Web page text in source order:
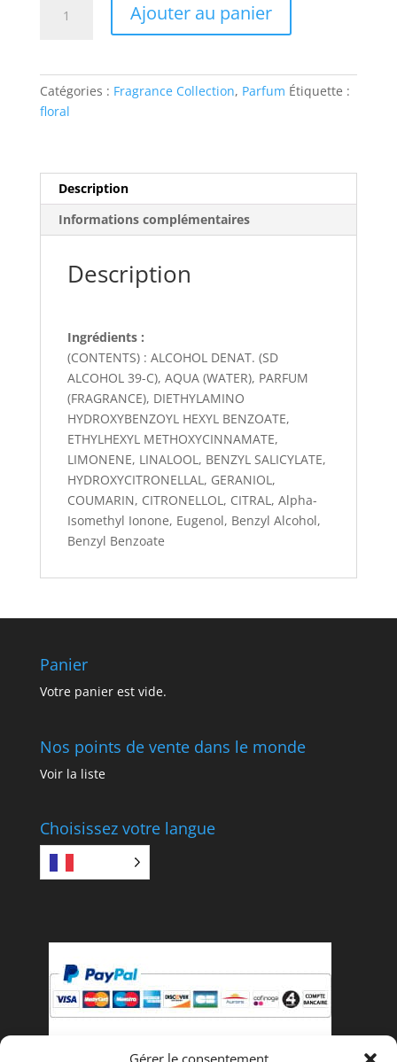
Gérer le consentement
Ajouter au panier
Catégories : Fragrance Collection, Parfum Étiquette :
floral
Description
Informations complémentaires
Description
Ingrédients :
(CONTENTS) : ALCOHOL DENAT. (SD
ALCOHOL 39-C), AQUA (WATER), PARFUM
(FRAGRANCE), DIETHYLAMINO
HYDROXYBENZOYL HEXYL BENZOATE,
ETHYLHEXYL METHOXYCINNAMATE,
LIMONENE, LINALOOL, BENZYL SALICYLATE,
HYDROXYCITRONELLAL, GERANIOL,
COUMARIN, CITRONELLOL, CITRAL, Alpha-
Isomethyl Ionone, Eugenol, Benzyl Alcohol,
Benzyl Benzoate
Panier
Votre panier est vide.
Nos points de vente dans le monde
Voir la liste
Choisissez votre langue